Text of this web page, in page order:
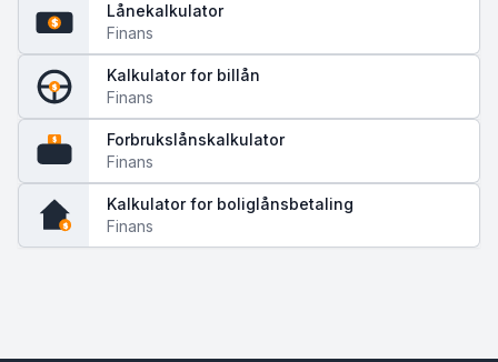
$
Lånekalkulator
Finans
$
Kalkulator for billån
Finans
$
Forbrukslånskalkulator
Finans
$
Kalkulator for boliglånsbetaling
Finans